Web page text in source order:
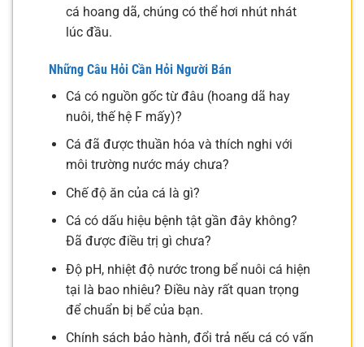
cá hoang dã, chúng có thể hơi nhút nhát
lúc đầu.
Những Câu Hỏi Cần Hỏi Người Bán
Cá có nguồn gốc từ đâu (hoang dã hay
nuôi, thế hệ F mấy)?
Cá đã được thuần hóa và thích nghi với
môi trường nước máy chưa?
Chế độ ăn của cá là gì?
Cá có dấu hiệu bệnh tật gần đây không?
Đã được điều trị gì chưa?
Độ pH, nhiệt độ nước trong bể nuôi cá hiện
tại là bao nhiêu? Điều này rất quan trọng
để chuẩn bị bể của bạn.
Chính sách bảo hành, đổi trả nếu cá có vấn